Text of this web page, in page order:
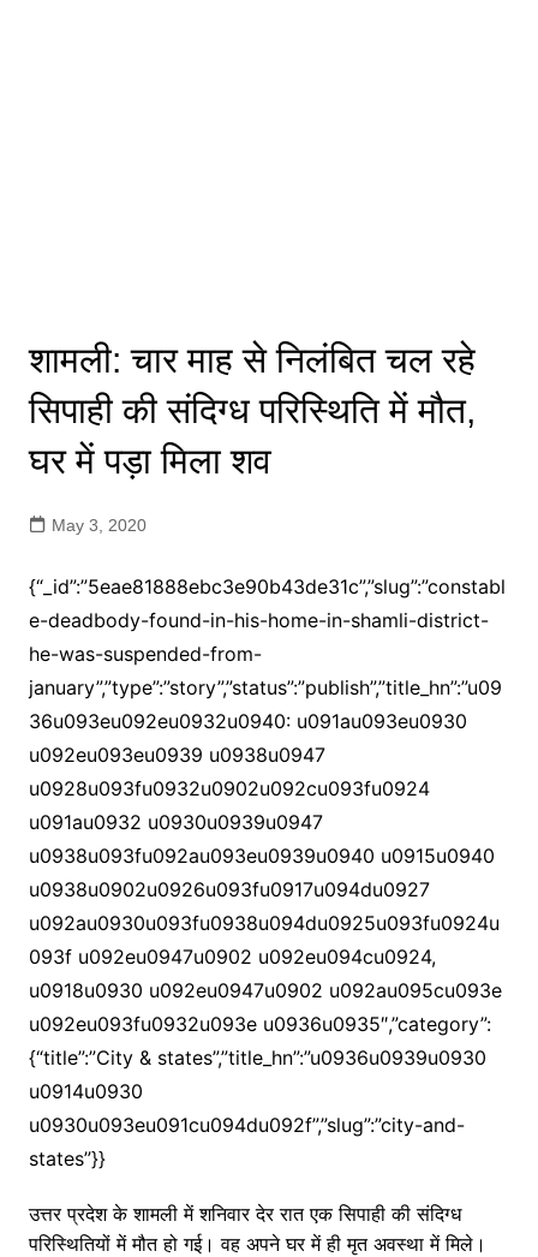
शामली: चार माह से निलंबित चल रहे
सिपाही की संदिग्ध परिस्थिति में मौत,
घर में पड़ा मिला शव
May 3, 2020
{“_id”:”5eae81888ebc3e90b43de31c”,”slug”:”constabl
e-deadbody-found-in-his-home-in-shamli-district-
he-was-suspended-from-
january”,”type”:”story”,”status”:”publish”,”title_hn”:”u09
36u093eu092eu0932u0940: u091au093eu0930
u092eu093eu0939 u0938u0947
u0928u093fu0932u0902u092cu093fu0924
u091au0932 u0930u0939u0947
u0938u093fu092au093eu0939u0940 u0915u0940
u0938u0902u0926u093fu0917u094du0927
u092au0930u093fu0938u094du0925u093fu0924u
093f u092eu0947u0902 u092eu094cu0924,
u0918u0930 u092eu0947u0902 u092au095cu093e
u092eu093fu0932u093e u0936u0935″,”category”:
{“title”:”City & states”,”title_hn”:”u0936u0939u0930
u0914u0930
u0930u093eu091cu094du092f”,”slug”:”city-and-
states”}}
उत्तर प्रदेश के शामली में शनिवार देर रात एक सिपाही की संदिग्ध
परिस्थितियों में मौत हो गई। वह अपने घर में ही मृत अवस्था में मिले।